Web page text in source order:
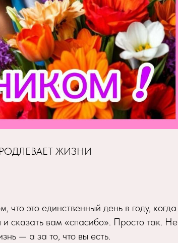
ЖИЗНИ
это единственный день в году, когда
сказать вам «спасибо». Просто так. Не
— а за то, что вы есть.